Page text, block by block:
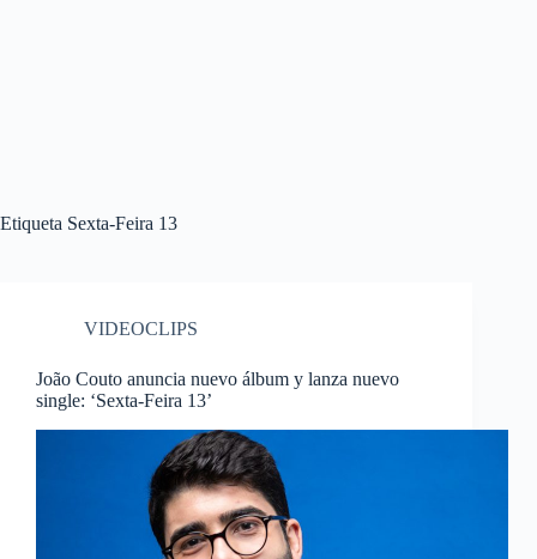
Etiqueta Sexta-Feira 13
VIDEOCLIPS
João Couto anuncia nuevo álbum y lanza nuevo
single: ‘Sexta-Feira 13’